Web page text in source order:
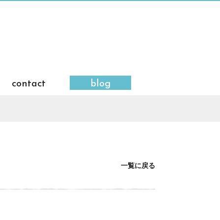
contact blog
一覧に戻る